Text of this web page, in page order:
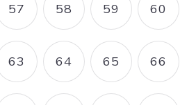
PAGE
57 PAGE
58 PAGE
59 PAGE
60
PAGE
63 PAGE
64 PAGE
65 PAGE
66